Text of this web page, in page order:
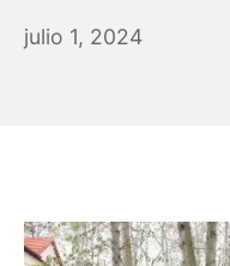
julio 1, 2024julio